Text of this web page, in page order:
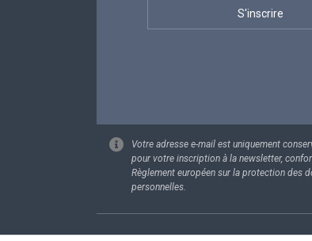
Votre adresse e-mail est uniquement
pour votre inscription à la newsletter,
Règlement européen sur la protection des
personnelles.